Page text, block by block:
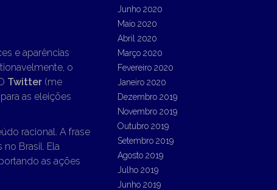
e aparências
o
Twitter(me
as eleições
racional. A frase
no Brasil. Ela
as ações
Junho 2020
Maio 2020
Abril 2020
Março 2020
Fevereiro 2020
Janeiro 2020
Dezembro 2019
Novembro 2019
Outubro 2019
Setembro 2019
Agosto 2019
Julho 2019
Junho 2019